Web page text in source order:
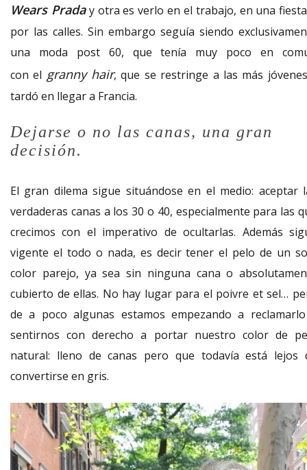
Wears Praday otra es verlo en el trabajo, en una
por las calles. Sin embargo seguía siendo
una moda post 60, que tenía muy poco en
con el granny hair, que se restringe a las más
tardó en llegar a Francia.
Dejarse o no las canas, una gran
decisión.
El gran dilema sigue situándose en el medio: aceptar
verdaderas canas a los 30 o 40, especialmente para las
crecimos con el imperativo de ocultarlas. Además
vigente el todo o nada, es decir tener el pelo de un
color parejo, ya sea sin ninguna cana o
cubierto de ellas. No hay lugar para el poivre et sel…
de a poco algunas estamos empezando a
sentirnos con derecho a portar nuestro color de
natural: lleno de canas pero que todavía está lejos
convertirse en gris.